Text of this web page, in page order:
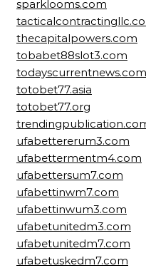
sparklooms.com
thecapitalpowers.com
tobabet88slot3.com
todayscurrentnews.com
totobet77.asia
totobet77.org
ufabettererum3.com
ufabettermentm4.com
ufabettersum7.com
ufabettinwm7.com
ufabettinwum3.com
ufabetunitedm3.com
ufabetunitedm7.com
ufabetuskedm7.com